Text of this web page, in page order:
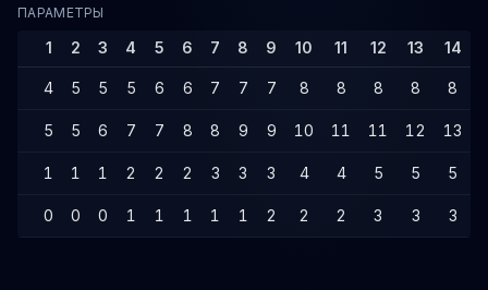
ПАРАМЕТРЫ
1 2 3 4 5 6 7 8 9 10 11 12 13 14
4 5 5 5 6 6 7 7 7 8 8 8 8 8
5 5 6 7 7 8 8 9 9 10 11 11 12 13
1 1 1 2 2 2 3 3 3 4 4 5 5 5
0 0 0 1 1 1 1 1 2 2 2 3 3 3